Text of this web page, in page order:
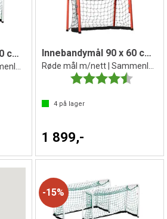
Innebandymål 90 x 60 cm | 2 stk
Hvite mål m/nett | Sammenleggbart
Innebandymål 90 x 60 cm | 2 stk
Karakter:
4på lager
1 899,-
15%